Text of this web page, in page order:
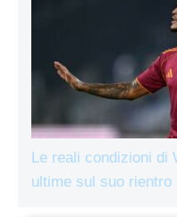
Le reali condizioni di
ultime sul suo rientro